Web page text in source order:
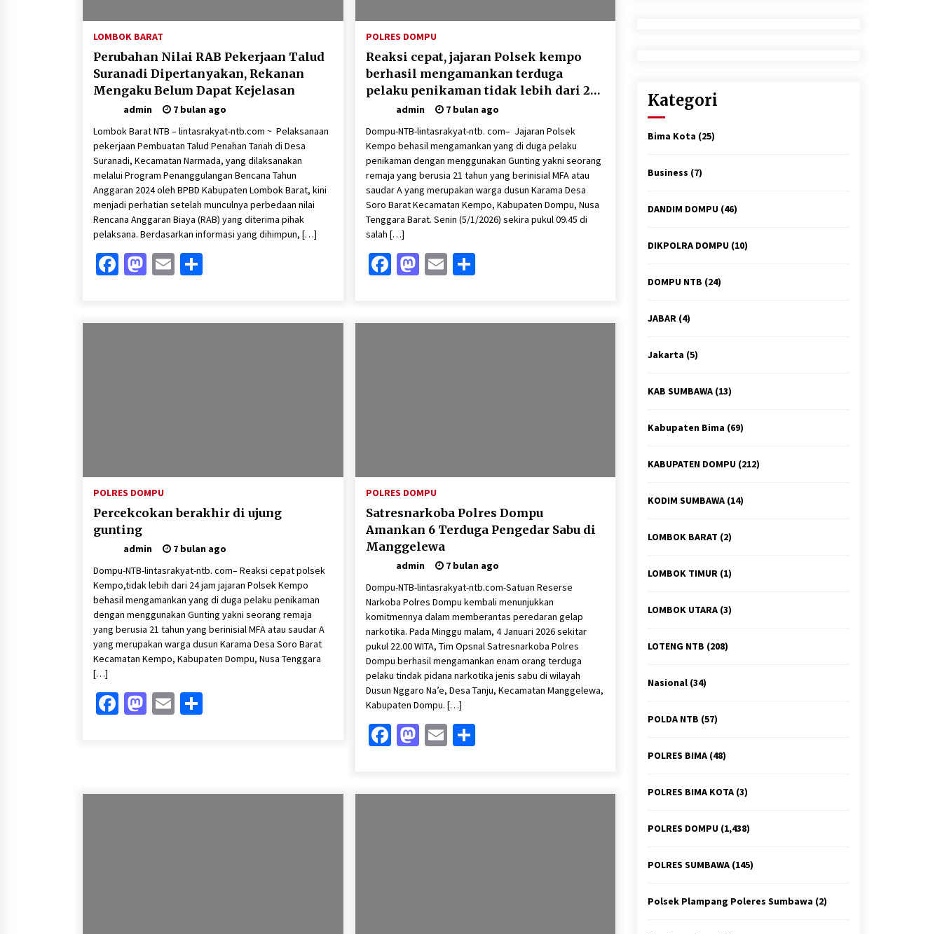
Sambut Hari Anak 2026 Bertema
“21 Kambeke Anak”, Babinkamtibmas
Gelar Patroli KambekeMalam
3 minggu ago
Pelarian terduga Otak Curanmor di
Kecamatan kempo, Berakhir di
tangan Tim Opsnal Polsek Kempo
3 minggu ago
Tim Opsnal Polsek Kempo Amankan
sempat jadi DPO selama Sepekan
3 minggu ago
Sekjen GTKN Desak Revisi
Soroti Ketidakpastian Nasib PPPK
Paruh Waktu di Tengah
Keterbatasan Fiskal Daerah
3 minggu ago
Polsek Pekat Kawal Aksi Petani Tebu
Secara Humanis, Dialog dengan PT
SMS Hasilkan Kesepakatan Awal
Demi Menjaga Harkamtibmas
SATRESNARKOBA POLRES DOMPU
AMANKAN TERDUGA PELAKU
NARKOTIKA DI KECAMATAN KEMPO,
BELASAN PAKET DIDUGA SABU
DISITA1 bulan ago
LOMBOK BARAT
Perubahan Nilai RAB Pekerjaan Talud
Suranadi Dipertanyakan, Rekanan
Mengaku Belum Dapat Kejelasan
admin
7 bulan ago
Lombok Barat NTB – lintasrakyat-ntb.com ~ Pelaksanaan
pekerjaan Pembuatan Talud Penahan Tanah di Desa
Suranadi, Kecamatan Narmada, yang dilaksanakan
melalui Program Penanggulangan Bencana Tahun
Anggaran 2024 oleh BPBD Kabupaten Lombok Barat, kini
menjadi perhatian setelah munculnya perbedaan nilai
Rencana Anggaran Biaya (RAB) yang diterima pihak
pelaksana. Berdasarkan informasi yang dihimpun, […]
Facebook
Mastodon
Email
POLRES DOMPU
Reaksi cepat, jajaran Polsek kempo
berhasil mengamankan terduga
pelaku penikaman tidak lebih dari 24
admin
7 bulan ago
Dompu-NTB-lintasrakyat-ntb. com– Jajaran Polsek
Kempo behasil mengamankan yang di duga pelaku
penikaman dengan menggunakan Gunting yakni seorang
remaja yang berusia 21 tahun yang berinisial MFA atau
saudar A yang merupakan warga dusun Karama Desa
Soro Barat Kecamatan Kempo, Kabupaten Dompu, Nusa
Tenggara Barat. Senin (5/1/2026) sekira pukul 09.45 di
salah […]
Facebook
Mastodon
EmailShare
POLRES DOMPU
Percekcokan berakhir di ujung
gunting
admin
7 bulan ago
Dompu-NTB-lintasrakyat-ntb. com– Reaksi cepat polsek
Kempo,tidak lebih dari 24 jam jajaran Polsek Kempo
behasil mengamankan yang di duga pelaku penikaman
dengan menggunakan Gunting yakni seorang remaja
yang berusia 21 tahun yang berinisial MFA atau saudar A
yang merupakan warga dusun Karama Desa Soro Barat
Kecamatan Kempo, Kabupaten Dompu, Nusa Tenggara
[…]
Facebook
Mastodon
Email
POLRES DOMPU
Satresnarkoba Polres Dompu
Amankan 6 Terduga Pengedar Sabu di
Manggelewa
admin
7 bulan ago
Dompu-NTB-lintasrakyat-ntb.com-Satuan Reserse
Narkoba Polres Dompu kembali menunjukkan
komitmennya dalam memberantas peredaran gelap
narkotika. Pada Minggu malam, 4 Januari 2026 sekitar
pukul 22.00 WITA, Tim Opsnal Satresnarkoba Polres
Dompu berhasil mengamankan enam orang terduga
pelaku tindak pidana narkotika jenis sabu di wilayah
Dusun Nggaro Na’e, Desa Tanju, Kecamatan Manggelewa,
Kabupaten Dompu. […]
Facebook
Mastodon
EmailShare
Kategori
Bima Kota (25)
Business (7)
DANDIM DOMPU (46)
DIKPOLRA DOMPU (10)
DOMPU NTB (24)
JABAR (4)
Jakarta (5)
KAB SUMBAWA (13)
Kabupaten Bima (69)
KABUPATEN DOMPU (212)
KODIM SUMBAWA (14)
LOMBOK BARAT (2)
LOMBOK TIMUR (1)
LOMBOK UTARA (3)
LOTENG NTB (208)
Nasional (34)
POLDA NTB (57)
POLRES BIMA (48)
POLRES BIMA KOTA (3)
POLRES DOMPU (1,438)
POLRES SUMBAWA (145)
Polsek Plampang Poleres Sumbawa (2)